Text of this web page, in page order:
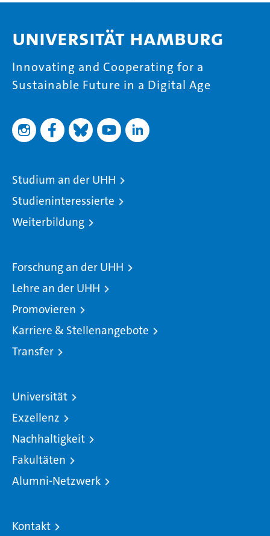
Universität Hamburg
Innovating and Cooperating for a
Sustainable Future in a Digital Age
Studium an der UHH
Studieninteressierte
Weiterbildung
Forschung an der UHH
Lehre an der UHH
Promovieren
Karriere & Stellenangebote
Transfer
Universität
Exzellenz
Nachhaltigkeit
Fakultäten
Alumni-Netzwerk
Kontakt